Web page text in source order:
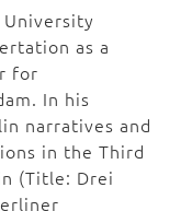
as a
for
In his
narratives and
in the Third
(Title: Drei